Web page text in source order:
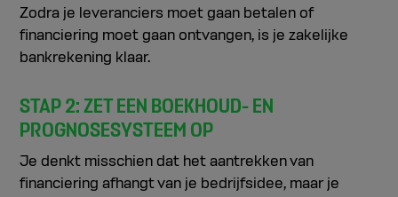
Zodra je leveranciers moet gaan betalen of
financiering moet gaan ontvangen, is je zakelijke
bankrekening klaar.
STAP 2: ZET EEN BOEKHOUD- EN
PROGNOSESYSTEEM OP
Je denkt misschien dat het aantrekken van
financiering afhangt van je bedrijfsidee, maar je